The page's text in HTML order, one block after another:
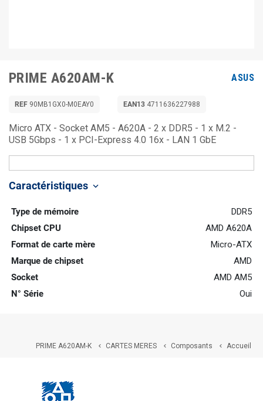
PRIME A620AM-K ASUS
REF 90MB1GX0-M0EAY0 EAN13 4711636227988
Micro ATX - Socket AM5 - A620A - 2 x DDR5 - 1 x M.2 -
USB 5Gbps - 1 x PCI-Express 4.0 16x - LAN 1 GbE
Caractéristiques keyboard_arrow_down
Type de mémoire
DDR5
Chipset CPU
AMD A620A
Format de carte mère
Micro-ATX
Marque de chipset
AMD
Socket
AMD AM5
N° Série
Oui
Accueil

Composants

CARTES MERES

PRIME A620AM-K